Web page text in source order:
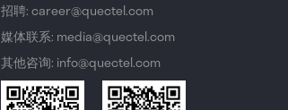
招聘: career@quectel.com
媒体联系: media@quectel.com
其他咨询: info@quectel.com